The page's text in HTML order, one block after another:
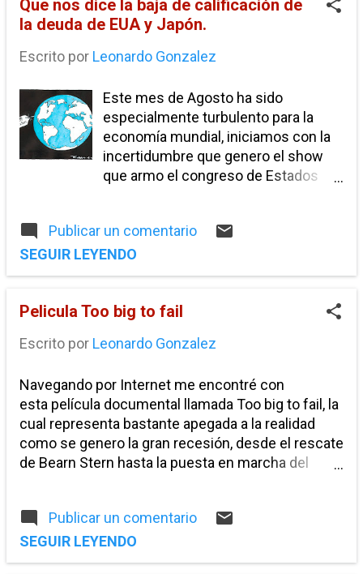
informalidad
libre comercio
negociacion TLC
presupuesto
puerto peñasco
reforma migratoria
rescate financiero
tasa de desempleo
Austeridad económica.
Devaluacion interna
España
Franja fronteriza Grecia
Hayek
Información de interés
Keynes
Recuperación Económica
Rescate econonomico
TARP TLC
TLCAN
acceso bancario
ahorro
aranceles. sales tax
boder adjustment tax
commodities
competencia
crecimiento economico
crédito
cuantitative easing
cuenta publica
egresos
equilibrio de mercado
exportaciones
impuesto al valor agregado
Que nos dice la baja de calificación de
la deuda de EUA y Japón.
Escrito por Leonardo Gonzalez
Este mes de Agosto ha sido
especialmente turbulento para la
economía mundial, iniciamos con la
incertidumbre que genero el show
que armo el congreso de Estados
posteriormente la baja en la
calificación de la deuda de Estados
Unidos genero miedo en los
genero volatilidad en las principales
por los problemas de deuda de
calificación de deuda de Japón
también ha sido reducida debido a
las bajas expectativas de
crecimiento de la economía de ese
país. Durante la semana posterior a la
atención como en los medios y las
autoridades gubernamentales de
México, se referían a este evento
Publicar un comentario
SEGUIR LEYENDO
Pelicula Too big to fail
Escrito por Leonardo Gonzalez
Navegando por Internet me encontré con
esta película documental llamada Too big to fail, la
cual representa bastante apegada a la realidad
como se genero la gran recesión, desde el rescate
de Bearn Stern hasta la puesta en marcha del
Publicar un comentario
SEGUIR LEYENDO